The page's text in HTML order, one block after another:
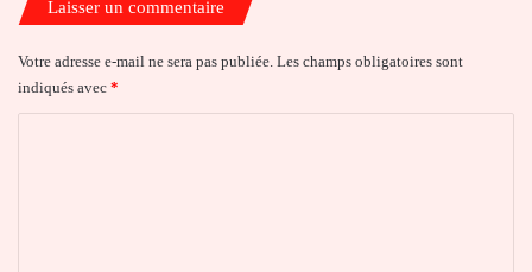
Laisser un commentaire
Votre adresse e-mail ne sera pas publiée. Les champs obligatoires sont
indiqués avec *